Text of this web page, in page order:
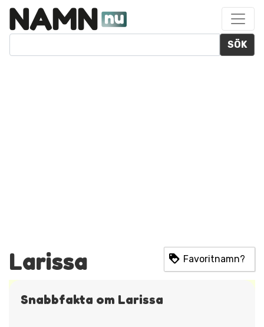
SÖK
Larissa Favoritnamn?
Snabbfakta om Larissa